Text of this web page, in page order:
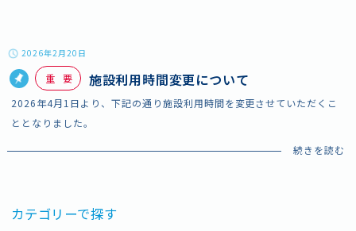
2026年2月20日
重要 施設利用時間変更について
2026年4月1日より、下記の通り施設利用時間を変更させていただくこ
ととなりました。
カテゴリーで探す